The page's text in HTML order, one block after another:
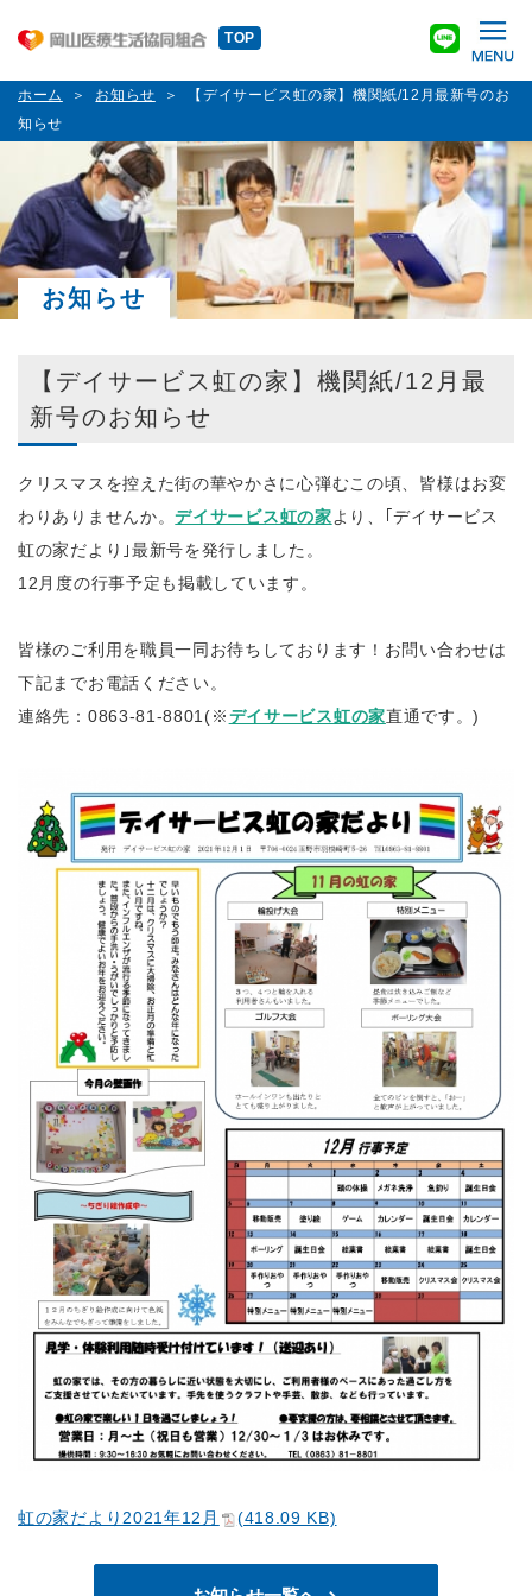
TOP
ホーム お知らせ
【デイサービス虹の家】機関紙/12月最新号のお
知らせ
お知らせ
【デイサービス虹の家】機関紙/12月最
新号のお知らせ
クリスマスを控えた街の華やかさに心弾むこの頃 、皆様はお変
わりありませんか。デイサービス虹の家より、｢デイサービス
虹の家だより｣最新号を発行しました。
12月度の行事予定も掲載しています。
皆様のご利用を職員一同お待ちしております！お問い合わせは
下記までお電話ください。
連絡先：0863-81-8801(※デイサービス虹の家直通です。)
虹の家だより2021年12月 (418.09 KB)